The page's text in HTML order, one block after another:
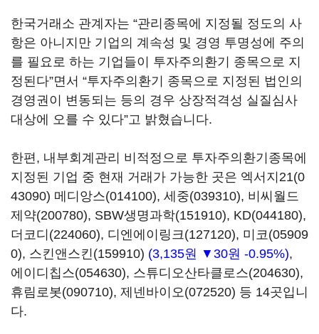
한국거래소 관계자는 “관리종목에 지정될 정도의 사
항은 아니지만 기업의 계속성 및 경영 투명성에 주의
를 필요로 하는 기업들이 투자주의환기 종목으로 지
정된다”면서 “투자주의환기 종목으로 지정된 법인의
경영권이 변동되는 등의 경우 상장적격성 실질심사
대상에 오를 수 있다”고 밝혔습니다.
한편, 내부회계관리 비적정으로 투자주의환기종목에
지정된 기업 중 현재 거래가 가능한 곳은 엑서지21(0
43090) 메디앙스(014100), 세중(039310), 비씨월드
제약(200780), SBW생명과학(151910), KD(044180),
더코디(224060), 디엔에이링크(127120), 미코(05909
0), 스킨앤스킨(159910) (3,135원 ▼30원 -0.95%),
에이디칩스(054630), 스튜디오산타클로스(204630),
휴림로봇(090710), 제넨바이오(072520) 등 14곳입니
다.